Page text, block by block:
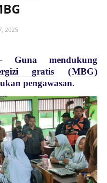
2025
Guna mendukung
gratis (MBG)
pengawasan.